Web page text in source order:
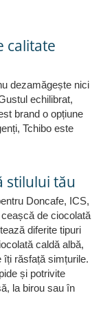
calitate
dezamăgește nici
echilibrat,
brand o opțiune
Tchibo este
stilului tău
Doncafe, ICS,
de ciocolată
diferite tipuri
caldă albă,
îți răsfață simțurile.
și potrivite
la birou sau în